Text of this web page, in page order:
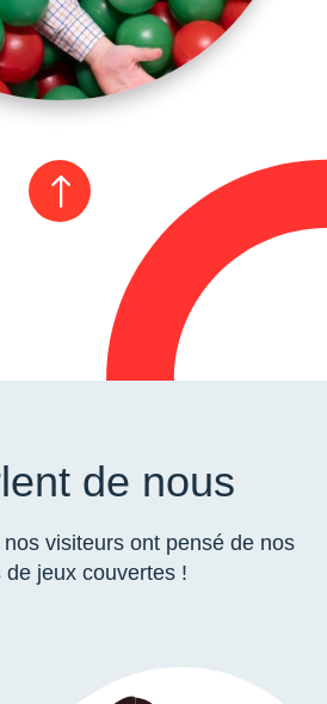
!
de nous
visiteurs ont pensé de nos
de jeux couvertes !